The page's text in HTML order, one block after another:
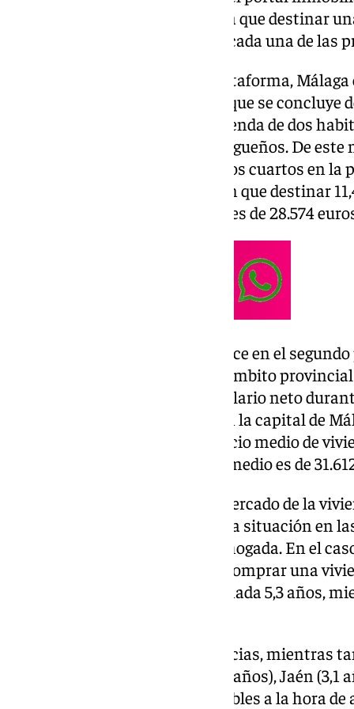
esfuerzo económico que tendría que destinar
medio, de dos habitaciones, en cada una de
Según revela el trabajo de la plataforma,
clasificación por provincias, lo que se concluye
lado el precio medio de una vivienda de dos
neto medio de los hogares malagueños. De
precio medio de un hogar con dos cuartos en la
media, los malagueños tendrían que destinar
ingreso neto medio por familia es de 28.574
Además, Málaga también aparece en el
capitales de provincia. Si en el ámbito
tendrían que ahorrar todo su salario neto
comprar un domicilio medio, en la capital de
9,8 años, pues la vivienda el precio medio de
309.122 euros y el ingreso neto medio es de
A pesar de la presión sobre el mercado de la
otras provincias de Andalucía, la situación en
Huelva o Granada es más desahogada. En el
familias tardarían 4,7 años en comprar una
Huelva serían 5,1 años; en Granada 5,3 años,
La presión en el resto de provincias, mientras
Almería (4,3 años), Córdoba (4,2 años), Jaén (3,1
considerablemente más asequibles a la hora